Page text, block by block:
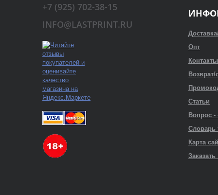
+7 (925) 702-38-15
INFO@LASTPRINT.RU
Опт
Контакты
Статьи
Вопрос -
Словарь
Карта